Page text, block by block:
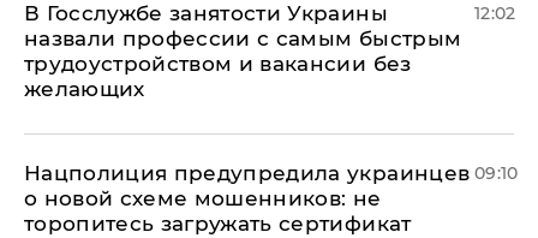
В Госслужбе занятости Украины
назвали профессии с самым быстрым
трудоустройством и вакансии без
желающих
12:02
Нацполиция предупредила украинцев
о новой схеме мошенников: не
торопитесь загружать сертификат
09:10